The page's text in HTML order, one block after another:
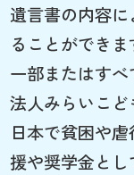
遺言書の内容
ることができま
一部またはす
法人みらいこど
日本で貧困や
援や奨学金とし